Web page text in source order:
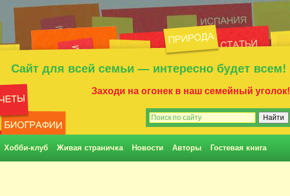
Сайт для всей семьи — интересно будет всем!
Заходи на огонек в наш семейный уголок!
Хобби-клуб Живая страничка Новости Авторы Гостевая книга